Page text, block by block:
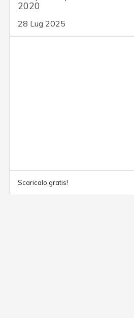
2020
28 Lug 2025
Scaricalo gratis!